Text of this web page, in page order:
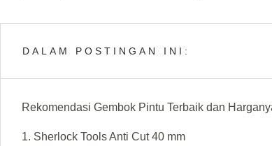
DALAM POSTINGAN INI:
Rekomendasi Gembok Pintu Terbaik dan
1. Sherlock Tools Anti Cut 40 mm